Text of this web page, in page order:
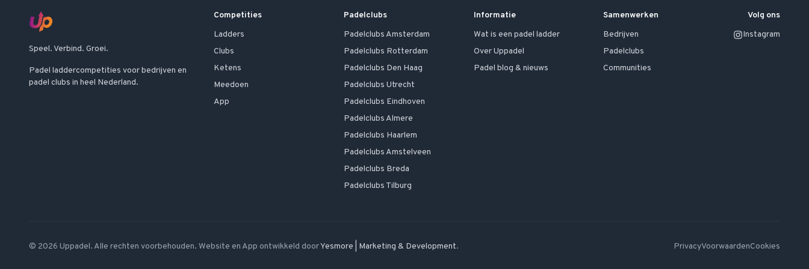
Speel. Verbind. Groei.
Padel laddercompetities voor bedrijven en
padel clubs in heel Nederland.
Competities
Ladders
Clubs
Ketens
Meedoen
App
Padelclubs
Padelclubs Amsterdam
Padelclubs Rotterdam
Padelclubs Den Haag
PadelclubsUtrecht
Padelclubs Eindhoven
Padelclubs Almere
Padelclubs Haarlem
Padelclubs Amstelveen
Padelclubs Breda
Padelclubs Tilburg
Informatie
Wat is een padel ladder
Over Uppadel
Padel blog & nieuws
Samenwerken
Bedrijven
Padelclubs
Communities
Volg ons
Instagram
© 2026 Uppadel. Alle rechten voorbehouden. Website en App ontwikkeld doorYesmore | Marketing & Development. PrivacyVoorwaardenCookies